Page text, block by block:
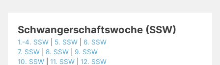
Schwangerschaftswoche (SSW)
1.-4. SSW 5. SSW
6. SSW
7. SSW
8. SSW
9. SSW
10. SSW |11. SSW |12. SSW